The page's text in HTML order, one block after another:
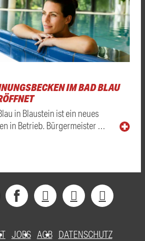
IM BAD BLAU
in Blaustein ist ein neues
in Betrieb. Bürgermeister …
JOBS AGB DATENSCHUTZ